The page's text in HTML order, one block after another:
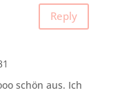
Reply
schön aus. Ich